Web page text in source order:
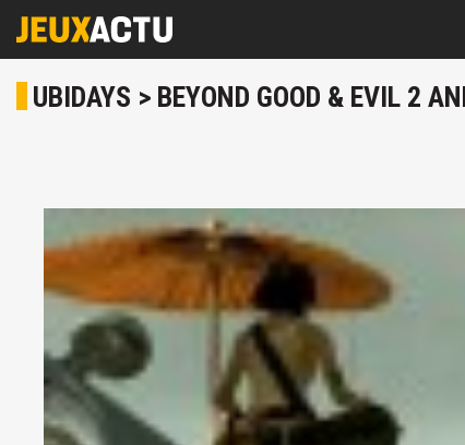
UBIDAYS > BEYOND GOOD & EVIL 2